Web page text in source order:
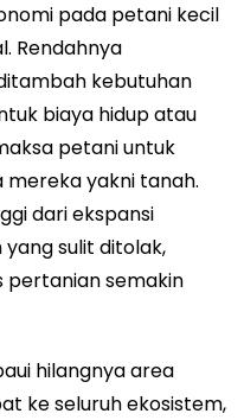
pada petani kecil
Rendahnya
kebutuhan
biaya hidup atau
petani untuk
yakni tanah.
dari ekspansi
sulit ditolak,
semakin
hilangnya area
ke seluruh ekosistem,